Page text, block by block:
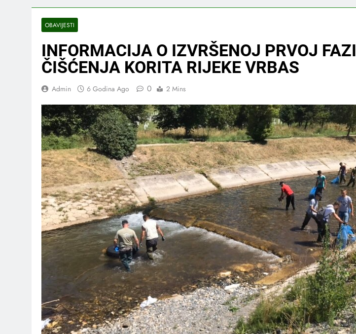
OBAVIJESTI
INFORMACIJA O IZVRŠENOJ PRVOJ FAZI
ČIŠĆENJA KORITA RIJEKE VRBAS
Admin 6 Godina Ago 0 2 Mins